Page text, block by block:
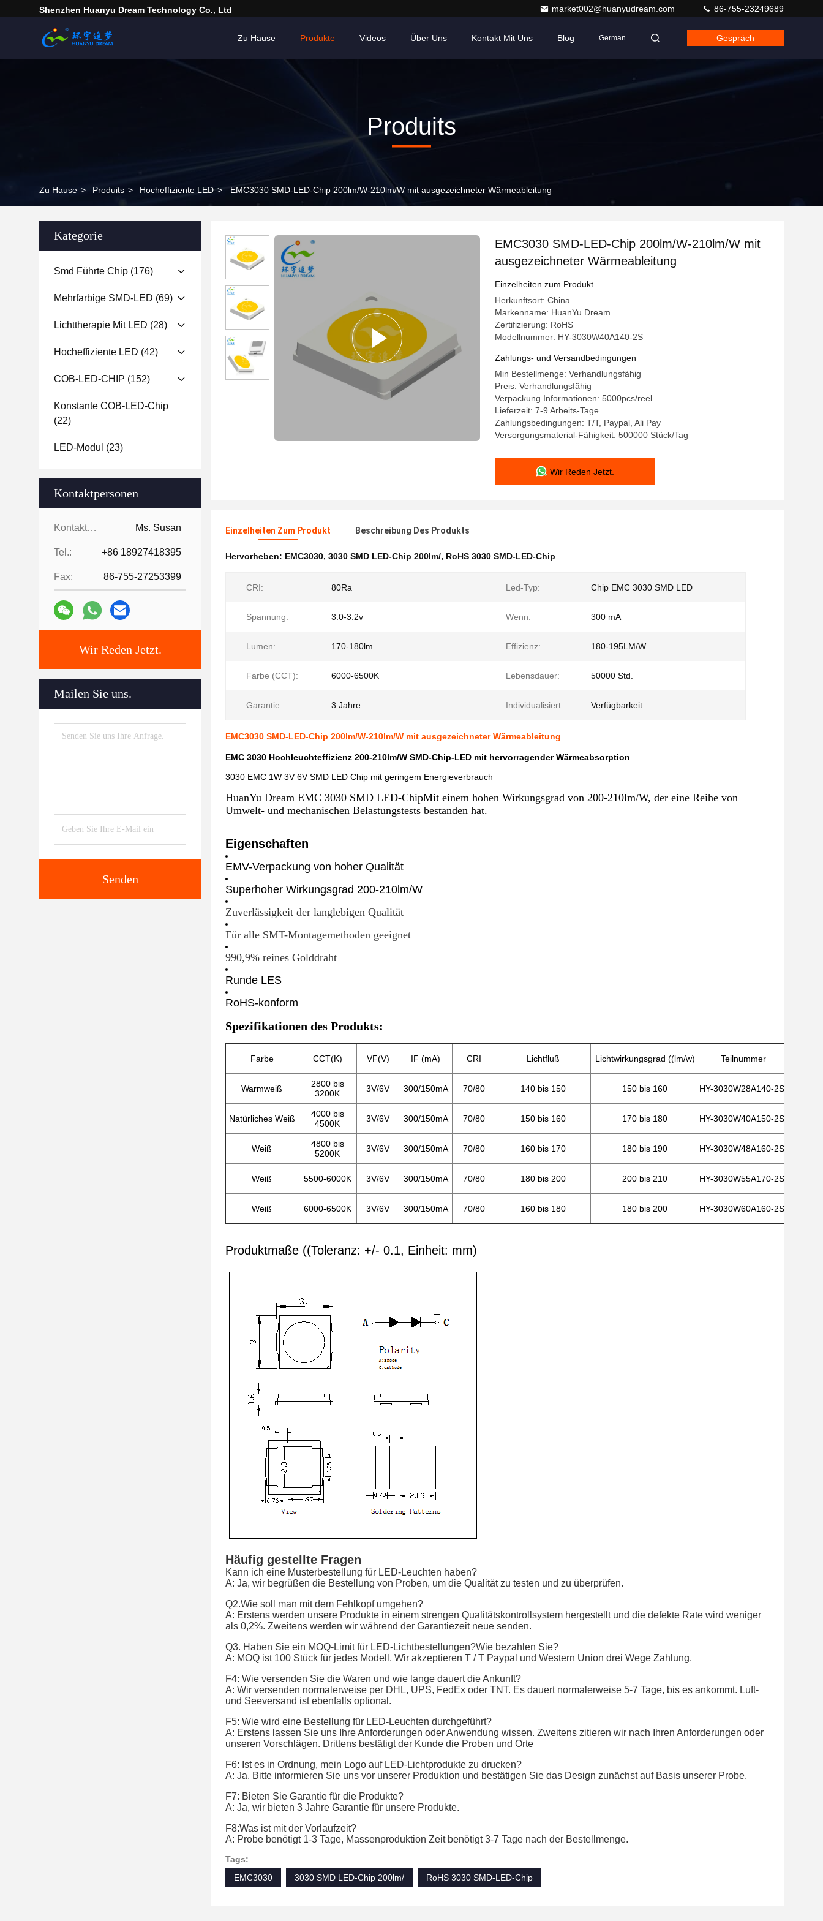
Shenzhen Huanyu Dream Technology Co., Ltd market002@huanyudream.com 86-755-23249689
Zu Hause Produkte Videos Über Uns Kontakt Mit Uns Blog German Gespräch
Produits
Zu Hause > Produits > Hocheffiziente LED > EMC3030 SMD-LED-Chip 200lm/W-210lm/W mit ausgezeichneter Wärmeableitung
Kategorie
Smd Führte Chip (176)
Mehrfarbige SMD-LED (69)
Lichttherapie Mit LED (28)
Hocheffiziente LED (42)
COB-LED-CHIP (152)
Konstante COB-LED-Chip
(22)
LED-Modul (23)
Kontaktpersonen
Kontaktpersonen: Ms. Susan
Tel.: +86 18927418395
Fax: 86-755-27253399
Wir Reden Jetzt.
Mailen Sie uns.
Senden
EMC3030 SMD-LED-Chip 200lm/W-210lm/W mit
ausgezeichneter Wärmeableitung
Einzelheiten zum Produkt
Herkunftsort: China
Markenname: HuanYu Dream
Zertifizierung: RoHS
Modellnummer: HY-3030W40A140-2S
Zahlungs- und Versandbedingungen
Min Bestellmenge: Verhandlungsfähig
Preis: Verhandlungsfähig
Verpackung Informationen: 5000pcs/reel
Lieferzeit: 7-9 Arbeits-Tage
Zahlungsbedingungen: T/T, Paypal, Ali Pay
Versorgungsmaterial-Fähigkeit: 500000 Stück/Tag
Wir Reden Jetzt.
Einzelheiten Zum Produkt Beschreibung Des Produkts
Hervorheben: EMC3030, 3030 SMD LED-Chip 200lm/, RoHS 3030 SMD-LED-Chip
CRI: 80Ra Led-Typ: Chip EMC 3030 SMD LED
Spannung: 3.0-3.2v Wenn: 300 mA
Lumen: 170-180lm Effizienz: 180-195LM/W
Farbe (CCT): 6000-6500K Lebensdauer: 50000 Std.
Garantie: 3 Jahre Individualisiert: Verfügbarkeit
EMC3030 SMD-LED-Chip 200lm/W-210lm/W mit ausgezeichneter Wärmeableitung
EMC 3030 Hochleuchteffizienz 200-210lm/W SMD-Chip-LED mit hervorragender Wärmeabsorption
3030 EMC 1W 3V 6V SMD LED Chip mit geringem Energieverbrauch
HuanYu Dream EMC 3030 SMD LED-ChipMit einem hohen Wirkungsgrad von 200-210lm/W, der eine Reihe von
Umwelt- und mechanischen Belastungstests bestanden hat.
Eigenschaften
EMV-Verpackung von hoher Qualität
Superhoher Wirkungsgrad 200-210lm/W
Zuverlässigkeit der langlebigen Qualität
Für alle SMT-Montagemethoden geeignet
990,9% reines Golddraht
Runde LES
RoHS-konform
Spezifikationen des Produkts:
Farbe CCT(K) VF(V) IF (mA) CRI Lichtfluß Lichtwirkungsgrad ((lm/w) Teilnummer
Warmweiß
2800 bis
3200K
3V/6V 300/150mA 70/80 140 bis 150 150 bis 160 HY-3030W28A140-2S
Natürliches Weiß
4000 bis
4500K
3V/6V 300/150mA 70/80 150 bis 160 170 bis 180 HY-3030W40A150-2S
Weiß
4800 bis
5200K
3V/6V 300/150mA 70/80 160 bis 170 180 bis 190 HY-3030W48A160-2S
Weiß 5500-6000K 3V/6V 300/150mA 70/80 180 bis 200 200 bis 210 HY-3030W55A170-2S
Weiß 6000-6500K 3V/6V 300/150mA 70/80 160 bis 180 180 bis 200 HY-3030W60A160-2S
Produktmaße ((Toleranz: +/- 0.1, Einheit: mm)
Häufig gestellte Fragen
Kann ich eine Musterbestellung für LED-Leuchten haben?
A: Ja, wir begrüßen die Bestellung von Proben, um die Qualität zu testen und zu überprüfen.
Q2.Wie soll man mit dem Fehlkopf umgehen?
A: Erstens werden unsere Produkte in einem strengen Qualitätskontrollsystem hergestellt und die defekte Rate wird weniger
als 0,2%. Zweitens werden wir während der Garantiezeit neue senden.
Q3. Haben Sie ein MOQ-Limit für LED-Lichtbestellungen?Wie bezahlen Sie?
A: MOQ ist 100 Stück für jedes Modell. Wir akzeptieren T / T Paypal und Western Union drei Wege Zahlung.
F4: Wie versenden Sie die Waren und wie lange dauert die Ankunft?
A: Wir versenden normalerweise per DHL, UPS, FedEx oder TNT. Es dauert normalerweise 5-7 Tage, bis es ankommt. Luft-
und Seeversand ist ebenfalls optional.
F5: Wie wird eine Bestellung für LED-Leuchten durchgeführt?
A: Erstens lassen Sie uns Ihre Anforderungen oder Anwendung wissen. Zweitens zitieren wir nach Ihren Anforderungen oder
unseren Vorschlägen. Drittens bestätigt der Kunde die Proben und Orte
F6: Ist es in Ordnung, mein Logo auf LED-Lichtprodukte zu drucken?
A: Ja. Bitte informieren Sie uns vor unserer Produktion und bestätigen Sie das Design zunächst auf Basis unserer Probe.
F7: Bieten Sie Garantie für die Produkte?
A: Ja, wir bieten 3 Jahre Garantie für unsere Produkte.
F8:Was ist mit der Vorlaufzeit?
A: Probe benötigt 1-3 Tage, Massenproduktion Zeit benötigt 3-7 Tage nach der Bestellmenge.
Tags:
EMC3030
3030 SMD LED-Chip 200lm/ RoHS 3030 SMD-LED-Chip